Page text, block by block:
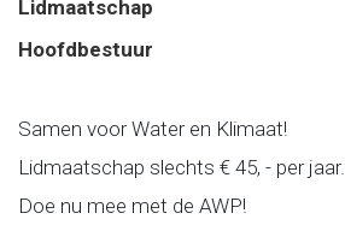
Lidmaatschap
Hoofdbestuur
Samen voor Water en Klimaat!
Lidmaatschap slechts € 45, - per jaar.
Doe nu mee met de AWP!